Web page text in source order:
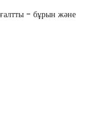
- бұрын және